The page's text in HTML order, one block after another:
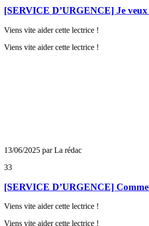
[SERVICE D’URGENCE] Je
Viens vite aider cette lectrice !
Viens vite aider cette lectrice !
13/06/2025 par La rédac
33
[SERVICE D’URGENCE]
Viens vite aider cette lectrice !
Viens vite aider cette lectrice !